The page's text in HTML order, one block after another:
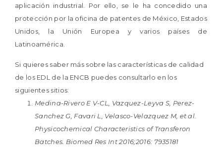
aplicación industrial. Por ello, se le ha concedido una
protección por la oficina de patentes de México, Estados
Unidos, la Unión Europea y varios países de
Latinoamérica.
Si quieres saber más sobre las características de calidad
de los EDL de la ENCB puedes consultarlo en los
siguientes sitios:
Medina-Rivero E V-CL, Vazquez-Leyva S, Perez-
Sanchez G, Favari L, Velasco-Velazquez M, et al.
Physicochemical Characteristics of Transferon
Batches. Biomed Res Int 2016;2016: 7935181